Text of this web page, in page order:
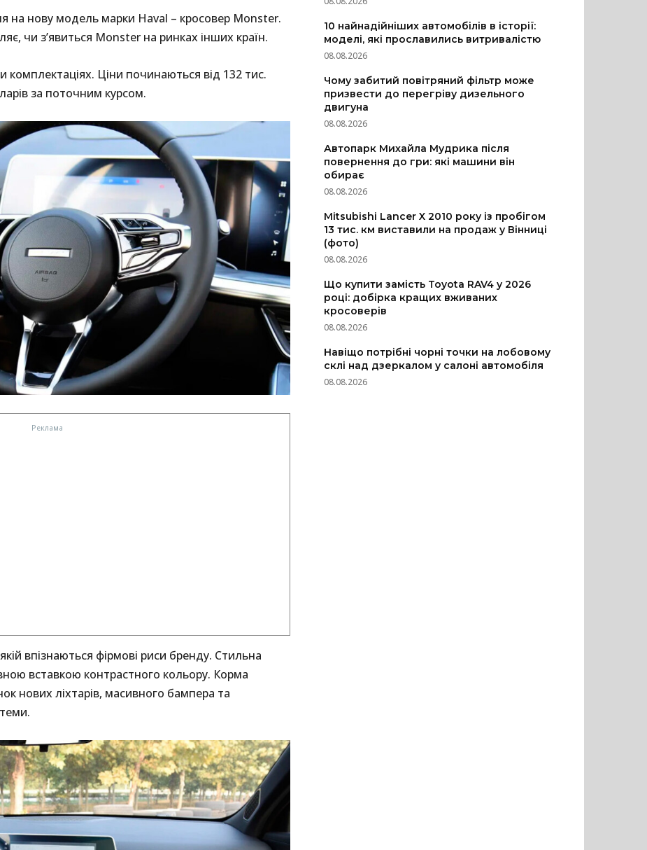
нову модель марки Haval – кросовер Monster.
чи з’явиться Monster на ринках інших країн.
Ціни починаються від 132 тис.
за поточним курсом.
впізнаються фірмові риси бренду. Стильна
вставкою контрастного кольору. Корма
нових ліхтарів, масивного бампера та
10 найнадійніших автомобілів в історії:
моделі, які прославились витривалістю
08.08.2026
Чому забитий повітряний фільтр може
призвести до перегріву дизельного
двигуна
08.08.2026
Автопарк Михайла Мудрика після
повернення до гри: які машини він
обирає
08.08.2026
Mitsubishi Lancer X 2010 року із пробігом
13 тис. км виставили на продаж у Вінниці
(фото)
08.08.2026
Що купити замість Toyota RAV4 у 2026
році: добірка кращих вживаних
кросоверів
08.08.2026
Навіщо потрібні чорні точки на лобовому
склі над дзеркалом у салоні автомобіля
08.08.2026